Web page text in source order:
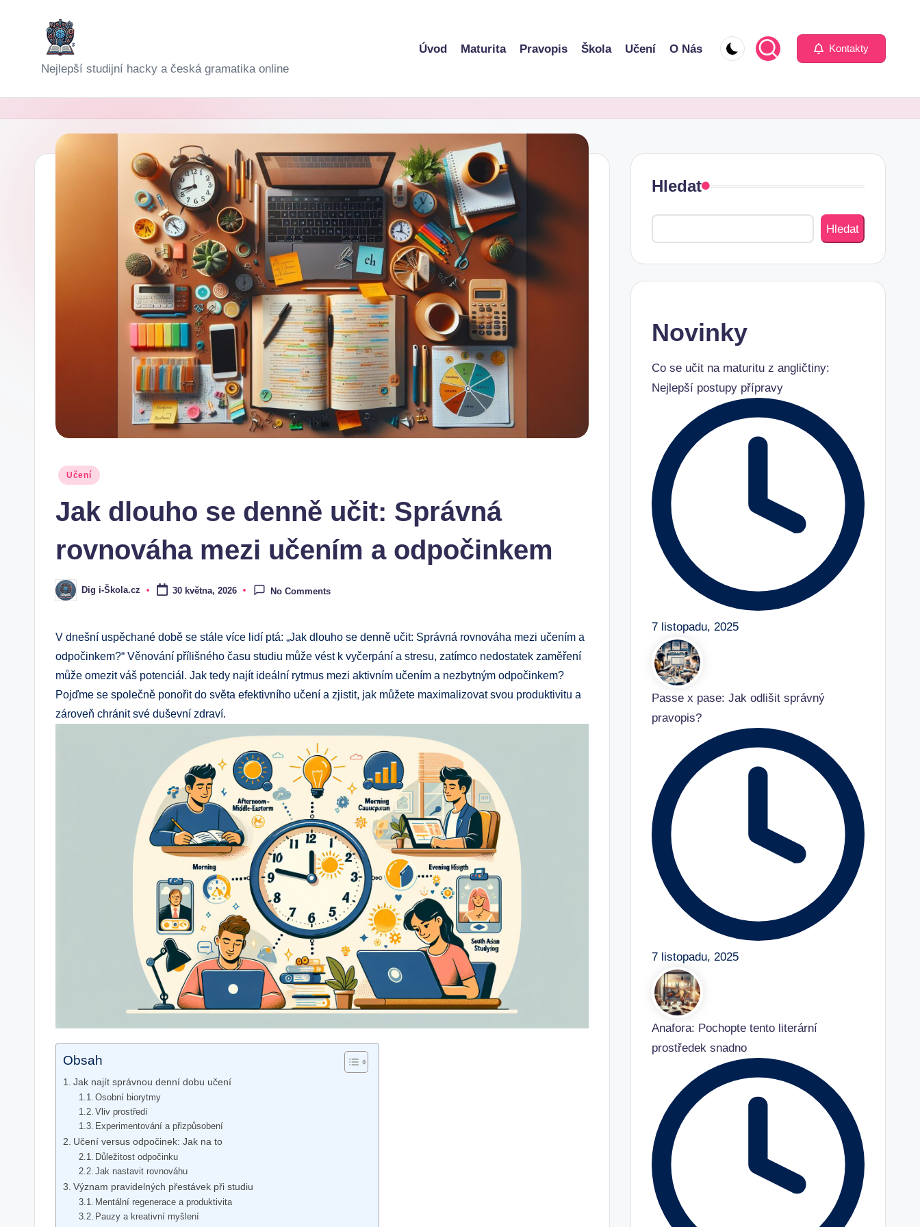
D
i
i-
Nejlepší studijní hacky a česká gramatika online
Úvod Maturita Pravopis Škola Učení O Nás Kontakty
Posted
Učení
Jak dlouho se denně učit: Správná
rovnováha mezi učením a odpočinkem
Posted
by
Dig i-Škola.cz 30 května, 2026 No Comments
V dnešní uspěchané době se stále více lidí ptá: „Jak dlouho se denně učit: Správná rovnováha mezi učením a
odpočinkem?“ Věnování přílišného času studiu může vést k vyčerpání a stresu, zatímco nedostatek zaměření
může omezit váš potenciál. Jak tedy najít ideální rytmus mezi aktivním učením a nezbytným odpočinkem?
Pojďme se společně ponořit do světa efektivního učení a zjistit, jak můžete maximalizovat svou produktivitu a
zároveň chránit své duševní zdraví.
Obsah
Jak najít správnou denní dobu učení
Osobní biorytmy
Vliv prostředí
Experimentování a přizpůsobení
Učení versus odpočinek: Jak na to
Důležitost odpočinku
Jak nastavit rovnováhu
Význam pravidelných přestávek při studiu
Mentální regenerace a produktivita
Pauzy a kreativní myšlení
Hledat
Hledat
Novinky
Co se učit na maturitu z angličtiny:
Nejlepší postupy přípravy
7 listopadu, 2025
Passe x pase: Jak odlišit správný
pravopis?
7 listopadu, 2025
Anafora: Pochopte tento literární
prostředek snadno